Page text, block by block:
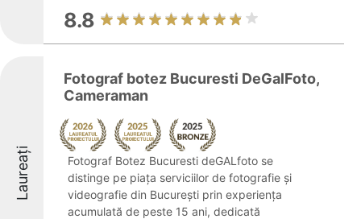
8.8
Laureați
Fotograf botez Bucuresti DeGalFoto,
Cameraman
Fotograf Botez Bucuresti deGALfoto se
distinge pe piața serviciilor de fotografie și
videografie din București prin experiența
acumulată de peste 15 ani, dedicată